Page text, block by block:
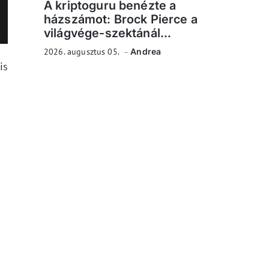
A kriptoguru benézte a
házszámot: Brock Pierce a
világvége-szektánál...
2026. augusztus 05. Andrea